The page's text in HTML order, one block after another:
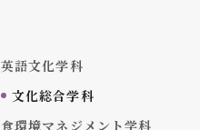
英語文化学科
文化総合学科
食環境マネジメント学科